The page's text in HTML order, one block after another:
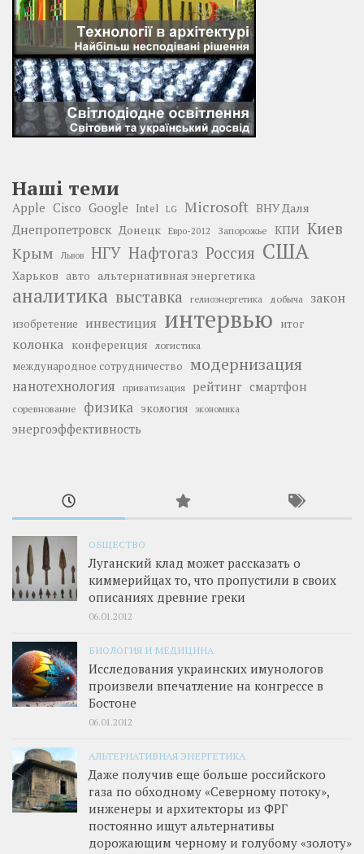
Наші теми
Apple Cisco Google Intel LG Microsoft ВНУ Даля
Днепропетровск Донецк Евро-2012 Запорожье КПИ Киев
Крым Львов НГУ Нафтогаз Россия США
Харьков авто альтернативная энергетика
аналитика выставка гелиоэнергетика добыча закон
изобретение инвестиция интервью итог
колонка конференция логистика
международное сотрудничество модернизация
нанотехнология приватизация рейтинг смартфон
соревнование физика экология экономика
энергоэффективность
ОБЩЕСТВО
Луганский клад может рассказать о
киммерийцах то, что пропустили в своих
описаниях древние греки
06.01.2012
БИОЛОГИЯ И МЕДИЦИНА
Исследования украинских имунологов
произвели впечатление на конгрессе в
Бостоне
06.01.2012
АЛЬТЕРНАТИВНАЯ ЭНЕРГЕТИКА
Даже получив еще больше российского
газа по обходному «Северному потоку»,
инженеры и архитекторы из ФРГ
постоянно ищут альтернативы
дорожающим черному и голубому «золоту»